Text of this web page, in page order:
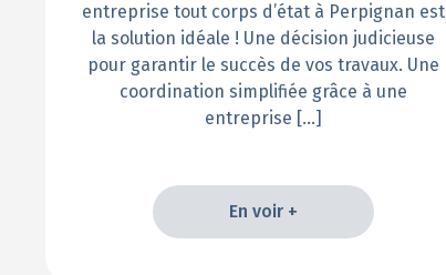
entreprise tout corps d’état à Perpignan est
la solution idéale ! Une décision judicieuse
pour garantir le succès de vos travaux. Une
coordination simplifiée grâce à une
entreprise […]
En voir +